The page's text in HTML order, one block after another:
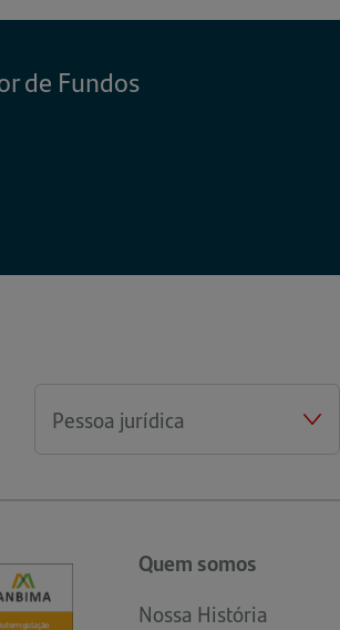
ABA)
de Fundos
Quem somos
Nossa História